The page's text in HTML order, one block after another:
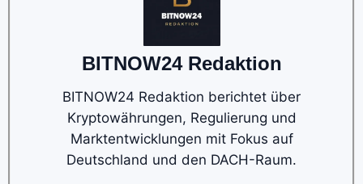
BITNOW24 Redaktion
BITNOW24 Redaktion berichtet über
Kryptowährungen, Regulierung und
Marktentwicklungen mit Fokus auf
Deutschland und den DACH-Raum.